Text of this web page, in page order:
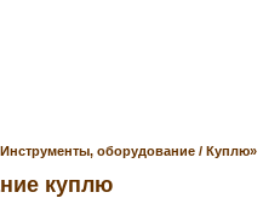
оборудование / Куплю»
куплю